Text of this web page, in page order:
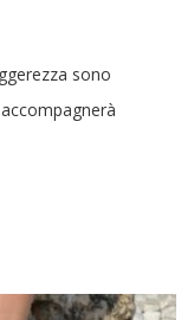
sono